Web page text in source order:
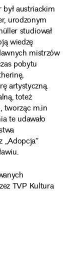
austriackim
urodzonym
studiował
wiedzę
mistrzów
pobytu
artystyczną.
toteż
tworząc m.in
te udawało
„Adopcja”
TVP Kultura